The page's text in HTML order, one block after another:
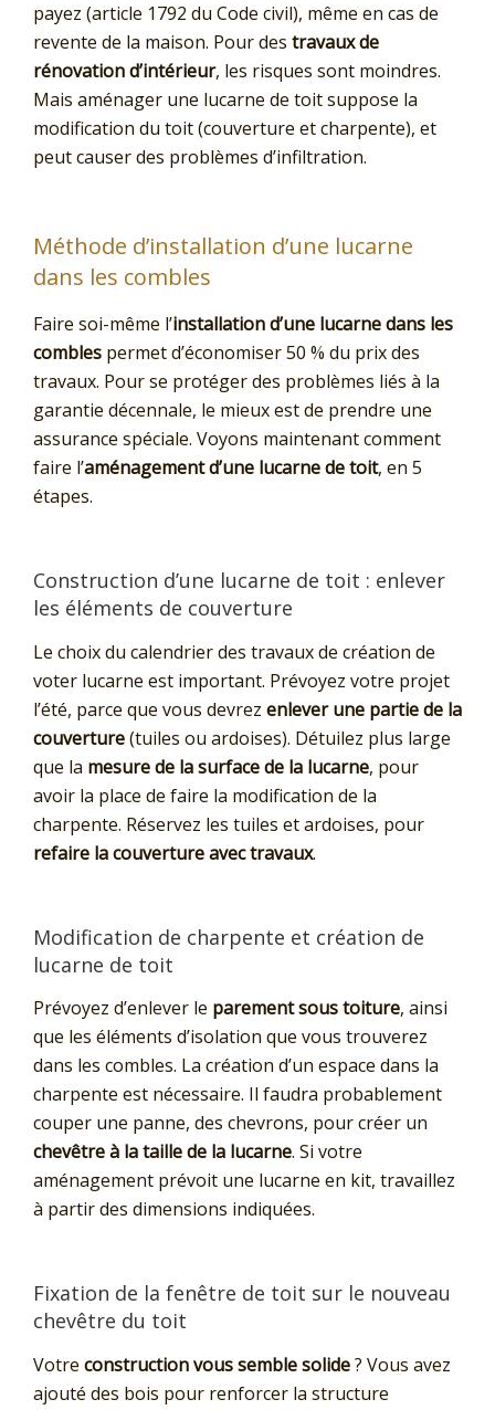
payez (article 1792 du Code civil), même en cas de
revente de la maison. Pour des travaux de
rénovation d’intérieur, les risques sont moindres.
Mais aménager une lucarne de toit suppose la
modification du toit (couverture et charpente), et
peut causer des problèmes d’infiltration.
Méthode d’installation d’une lucarne
dans les combles
Faire soi-même l’installation d’une lucarne dans les
combles permet d’économiser 50 % du prix des
travaux. Pour se protéger des problèmes liés à la
garantie décennale, le mieux est de prendre une
assurance spéciale. Voyons maintenant comment
faire l’aménagement d’une lucarne de toit, en 5
étapes.
Construction d’une lucarne de toit : enlever
les éléments de couverture
Le choix du calendrier des travaux de création de
voter lucarne est important. Prévoyez votre projet
l’été, parce que vous devrez enlever une partie de la
couverture(tuiles ou ardoises). Détuilez plus large
que la mesure de la surface de la lucarne, pour
avoir la place de faire la modification de la
charpente. Réservez les tuiles et ardoises, pour
refaire la couverture avec travaux.
Modification de charpente et création de
lucarne de toit
Prévoyez d’enlever le parement sous toiture, ainsi
que les éléments d’isolation que vous trouverez
dans les combles. La création d’un espace dans la
charpente est nécessaire. Il faudra probablement
couper une panne, des chevrons, pour créer un
chevêtre à la taille de la lucarne. Si votre
aménagement prévoit une lucarne en kit, travaillez
à partir des dimensions indiquées.
Fixation de la fenêtre de toit sur le nouveau
chevêtre du toit
Votre construction vous semble solide? Vous avez
ajouté des bois pour renforcer la structure